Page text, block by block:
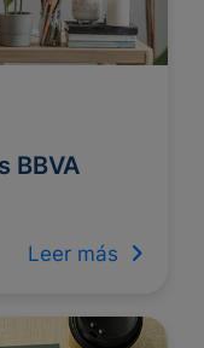
BBVA
Leer más